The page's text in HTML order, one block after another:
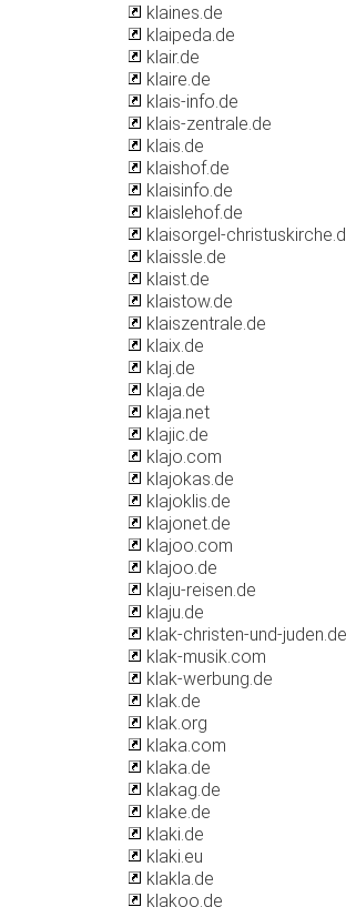
klaines.de
klaipeda.de
klair.de
klaire.de
klais-info.de
klais-zentrale.de
klais.de
klaishof.de
klaisinfo.de
klaislehof.de
klaisorgel-
klaissle.de
klaist.de
klaistow.de
klaiszentrale.de
klaix.de
klaj.de
klaja.de
klaja.net
klajic.de
klajo.com
klajokas.de
klajoklis.de
klajonet.de
klajoo.com
klajoo.de
klaju-reisen.de
klaju.de
klak-christen-und-juden.de
klak-musik.com
klak-werbung.de
klak.de
klak.org
klaka.com
klaka.de
klakag.de
klake.de
klaki.de
klaki.eu
klakla.de
klakoo.de